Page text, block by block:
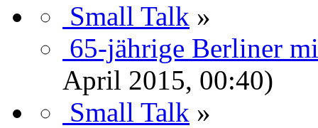
Small Talk »
65-jährige Berliner
April 2015, 00:40)
Small Talk »